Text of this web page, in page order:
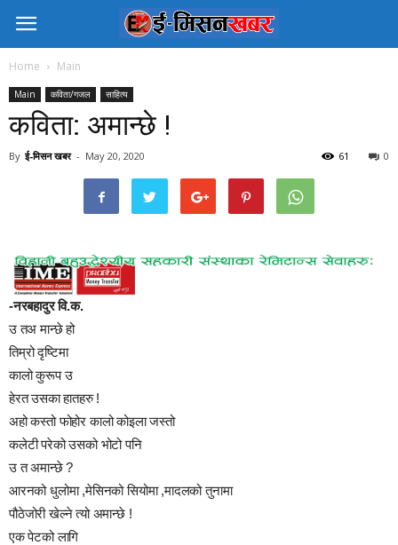
Home Main
Main कविता/गजल साहित्य
कविता: अमान्छे !
By ई-मिसन खबर - May 20, 2020 0
61
-नरबहादुर वि.क.
उ तअ मान्छे हो
तिम्रो दृष्टिमा
कालो कुरूप उ
हेरत उसका हातहरु !
अहो कस्तो फोहोर कालो कोइला जस्तो
कलेटी परेको उसको भोटो पनि
उ त अमान्छे ?
आरनको धुलोमा ,मेसिनको सियोमा ,मादलको तुनामा
पौठेजोरी खेल्ने त्यो अमान्छे !
एक पेटको लागि